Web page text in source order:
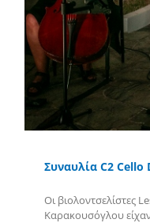
Συναυλία C2 Cello
Οι βιολοντσελίστες
Καρακουσόγλου